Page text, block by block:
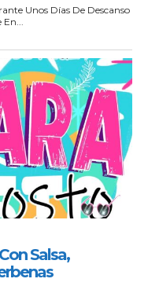
Unos Días De Descanso
Salsa,